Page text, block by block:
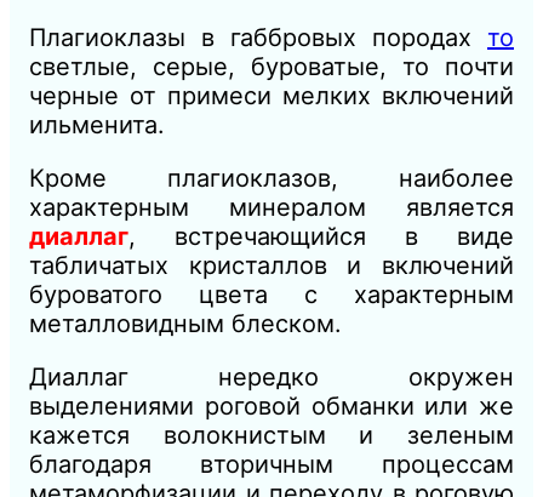
Плагиоклазы в габбровых породах то
светлые, серые, буроватые, то почти
черные от примеси мелких включений
ильменита.
Кроме плагиоклазов, наиболее
характерным минералом является
диаллаг, встречающийся в виде
табличатых кристаллов и включений
буроватого цвета с характерным
металловидным блеском.
Диаллаг нередко окружен
выделениями роговой обманки или же
кажется волокнистым и зеленым
благодаря вторичным процессам